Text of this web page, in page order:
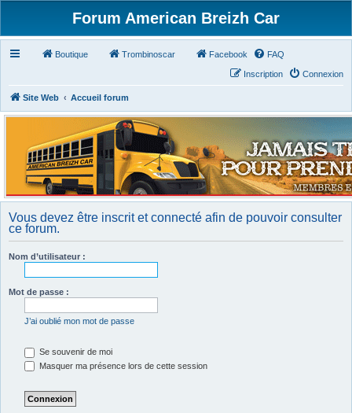
Forum American Breizh Car
Boutique Trombinoscar Facebook FAQ
Connexion
Inscription
Site Web Accueil forum
Vous devez être inscrit et connecté afin de pouvoir consulter
ce forum.
Nom d’utilisateur :
Mot de passe :
J’ai oublié mon mot de passe
Se souvenir de moi
Masquer ma présence lors de cette session